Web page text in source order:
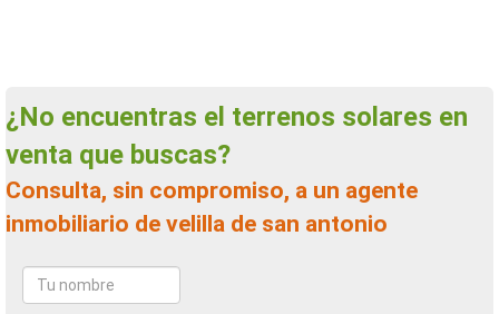
¿No encuentras el terrenos solares en
venta que buscas?
Consulta, sin compromiso, a un agente
inmobiliario de velilla de san antonio